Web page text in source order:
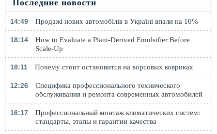
Последние новости
14:49 Продажі нових автомобілів в Україні впали на 10%
18:14
How to Evaluate a Plant-Derived Emulsifier Before
Scale-Up
18:11 Почему стоит остановится на ворсовых ковриках
12:26
Специфика профессионального технического
обслуживания и ремонта современных автомобилей
16:17
Профессиональный монтаж климатических систем:
стандарты, этапы и гарантии качества